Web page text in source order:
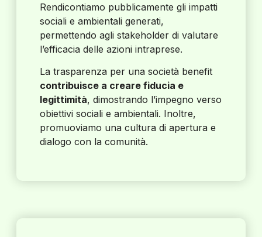
Rendicontiamo pubblicamente gli impatti
sociali e ambientali generati,
permettendo agli stakeholder di valutare
l’efficacia delle azioni intraprese.
La trasparenza per una società benefit
contribuisce a creare fiducia e
legittimità, dimostrando l’impegno verso
obiettivi sociali e ambientali. Inoltre,
promuoviamo una cultura di apertura e
dialogo con la comunità.